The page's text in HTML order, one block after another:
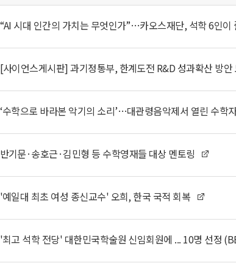
반기문·송호근·김민형 등 수학영재들 대상 멘토링
'예일대 최초 여성 종신교수' 오희, 한국 국적 회복
'최고 석학 전당' 대한민국학술원 신임회원에 ... 10명 선정